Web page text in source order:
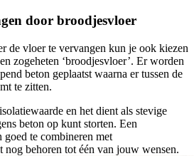
door broodjesvloer
de vloer te vervangen kun je ook kiezen
zogeheten ‘broodjesvloer’. Er worden
beton geplaatst waarna er tussen de
te zitten.
en het dient als stevige
beton op kunt storten. Een
te combineren met
behoren tot één van jouw wensen.